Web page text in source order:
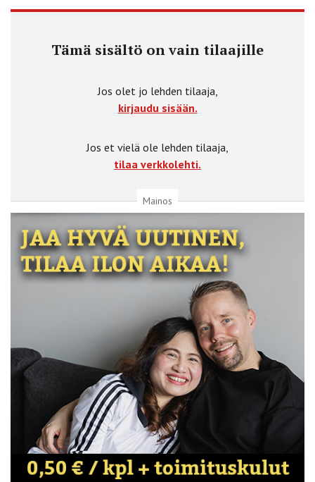
Tämä sisältö on vain tilaajille
Jos olet jo lehden tilaaja,
kirjaudu sisään.
Jos et vielä ole lehden tilaaja,
tilaa verkkolehti.
Mainos